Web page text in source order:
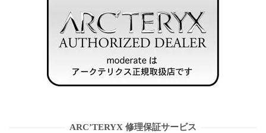
ARC’TERYX 修理保証サービス